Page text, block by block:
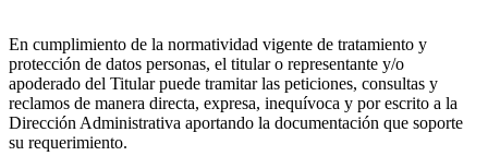
En cumplimiento de la normatividad vigente de tratamiento y
protección de datos personas, el titular o representante y/o
apoderado del Titular puede tramitar las peticiones, consultas y
reclamos de manera directa, expresa, inequívoca y por escrito a la
Dirección Administrativa aportando la documentación que soporte
su requerimiento.